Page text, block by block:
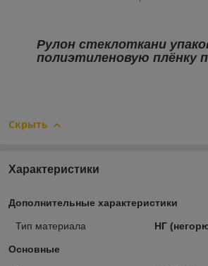
Рулон стеклоткани
полиэтиленовую плёнку
Скрыть
Характеристики
Дополнительные характеристики
Тип материала НГ
Основные